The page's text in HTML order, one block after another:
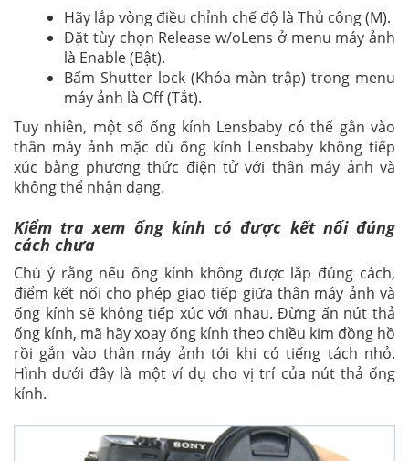
Hãy lắp vòng điều chỉnh chế độ là Thủ công (M).
Đặt tùy chọn Release w/oLens ở menu máy ảnh
là Enable (Bật).
Bấm Shutter lock (Khóa màn trập) trong menu
máy ảnh là Off (Tắt).
Tuy nhiên, một số ống kính Lensbaby có thể gắn vào
thân máy ảnh mặc dù ống kính Lensbaby không tiếp
xúc bằng phương thức điện tử với thân máy ảnh và
không thể nhận dạng.
Kiểm tra xem ống kính có được kết nối đúng
cách chưa
Chú ý rằng nếu ống kính không được lắp đúng cách,
điểm kết nối cho phép giao tiếp giữa thân máy ảnh và
ống kính sẽ không tiếp xúc với nhau. Đừng ấn nút thả
ống kính, mã hãy xoay ống kính theo chiều kim đồng hồ
rồi gắn vào thân máy ảnh tới khi có tiếng tách nhỏ.
Hình dưới đây là một ví dụ cho vị trí của nút thả ống
kính.